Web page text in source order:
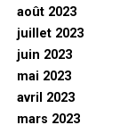
août 2023
juillet 2023
juin 2023
mai 2023
avril 2023
mars 2023